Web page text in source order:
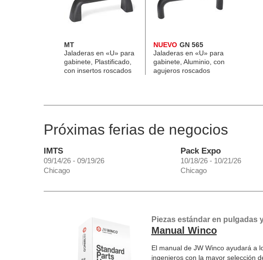
MT
Jaladeras en «U» para
gabinete, Plastificado,
con insertos roscados
NUEVO GN 565
Jaladeras en «U» para
gabinete, Aluminio, con
agujeros roscados
Próximas ferias de negocios
IMTS
09/14/26 - 09/19/26
Chicago
Pack Expo
10/18/26 - 10/21/26
Chicago
Piezas estándar en pulgadas
Manual Winco
El manual de JW Winco ayudará a
ingenieros con la mayor selección